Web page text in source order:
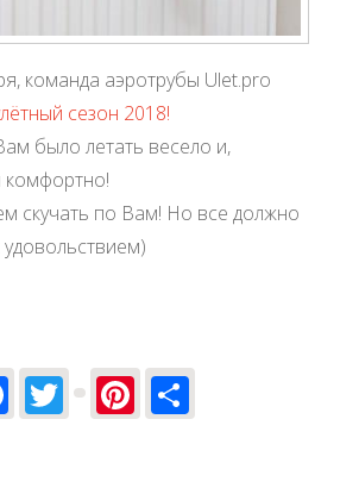
команда аэротрубы Ulet.pro
сезон 2018!
было летать весело и,
скучать по Вам! Но все должно
Facebook
TwitterPinterest